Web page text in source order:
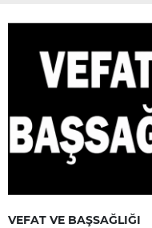
VEFAT VE BAŞSAĞLIĞI